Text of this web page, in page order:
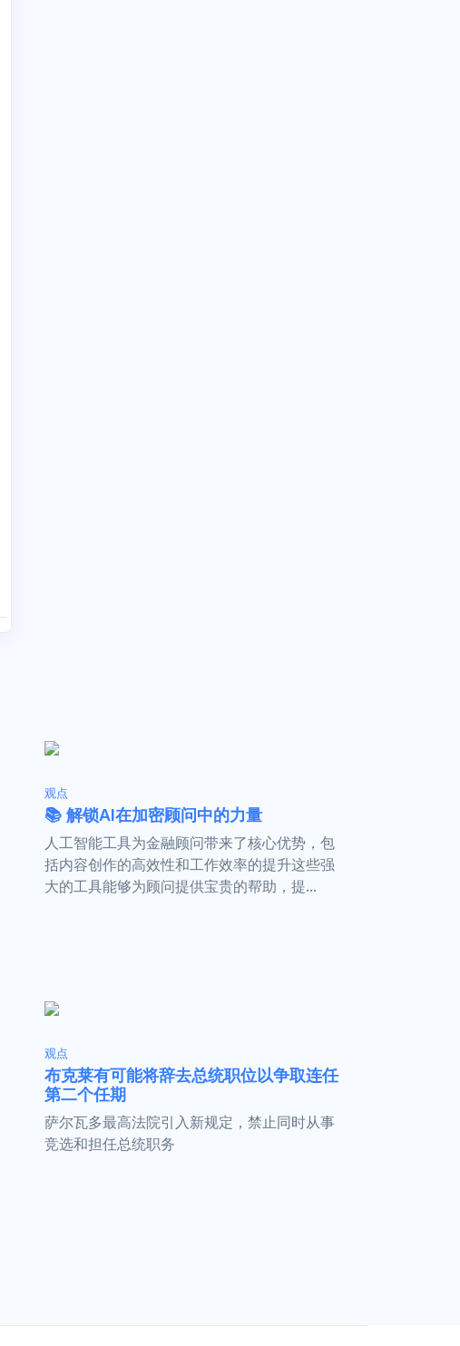
观点
📚 解锁AI在加密顾问中的力量
人工智能工具为金融顾问带来了核心优势，包
括内容创作的高效性和工作效率的提升这些强
大的工具能够为顾问提供宝贵的帮助，提...
观点
布克莱有可能将辞去总统职位以争取连任
第二个任期
萨尔瓦多最高法院引入新规定，禁止同时从事
竞选和担任总统职务